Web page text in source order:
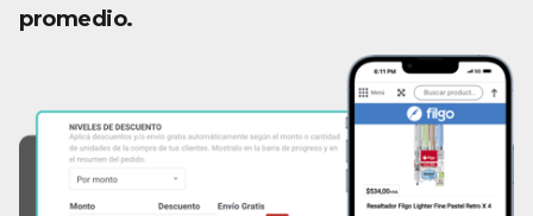
promedio.